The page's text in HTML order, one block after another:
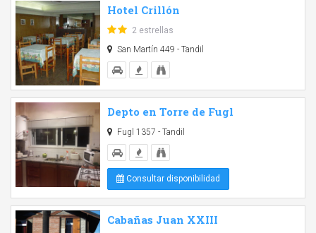
Hotel Crillón
2 estrellas
San Martín 449 - Tandil
Depto en Torre de Fugl
Fugl 1357 - Tandil
Consultar disponibilidad
Cabañas Juan XXIII